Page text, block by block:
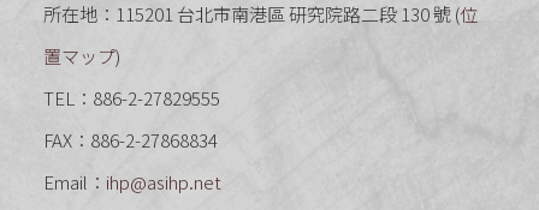
所在地：115201 台北市南港區 研究院路二段 130 號 (位
置マップ)
TEL：886-2-27829555
FAX：886-2-27868834
Email： ihp@asihp.net